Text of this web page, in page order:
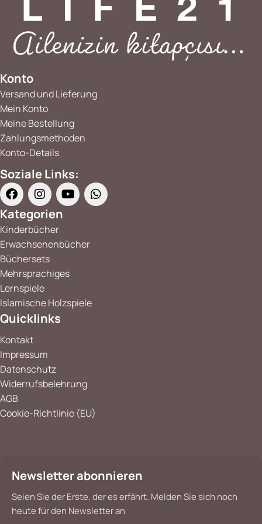
Konto
Versand und Lieferung
Mein Konto
Meine Bestellung
Zahlungsmethoden
Konto-Details
Soziale Links:
Kategorien
Kinderbücher
Erwachsenenbücher
Büchersets
Mehrsprachiges
Lernspiele
Islamische Holzspiele
Quicklinks
Kontakt
Impressum
Datenschutz
Widerrufsbelehrung
AGB
Cookie-Richtlinie (EU)
Newsletter abonnieren
Seien Sie der Erste, der es erfährt. Melden Sie sich noch
heute für den Newsletter an